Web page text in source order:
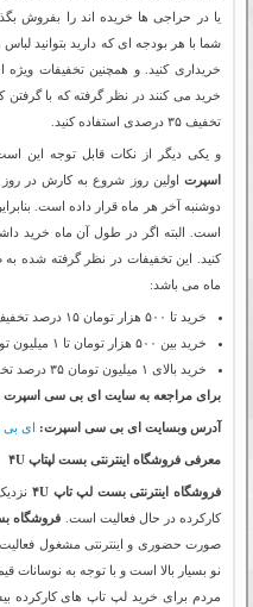
یا در حراجی ها خریده اند را بفروش
شما با هر بودجه ای که دارید بتوانید
خریداری کنید. و همچنین تخفیفات
خرید می کنند در نظر گرفته که با گرفتن
تخفیف ۳۵ درصدی استفاده کنید.
و یکی دیگر از نکات قابل توجه این
اسپرت اولین روز شروع به کارش در
دوشنبه آخر هر ماه قرار داده است.
است. البته اگر در طول آن ماه خرید
کنید. این تخفیفات در نظر گرفته شده
ماه می باشد:
خرید تا ۵۰۰ هزار تومان ۱۵ درصد تخفیف دارد.
خرید بین ۵۰۰ هزار تومان تا ۱ میلیون تومان ۲۵ درصد تخفیف دارد.
خرید بالای ۱ میلیون تومان ۳۵ درصد تخفیف دارد.
برای مراجعه به سایت ای بی سی اسپرت
آدرس وبسایت ای بی سی اسپرت: ای
معرفی فروشگاه اینترنتی بست لپتاپ ۴U
فروشگاه اینترنتی بست لپ تاپ ۴U
کارکرده در حال فعالیت است. فروشگاه
صورت حضوری و اینترنتی مشغول
نو بسیار بالا است و با توجه به نوسانات
مردم برای خرید لپ تاپ های کارکرده